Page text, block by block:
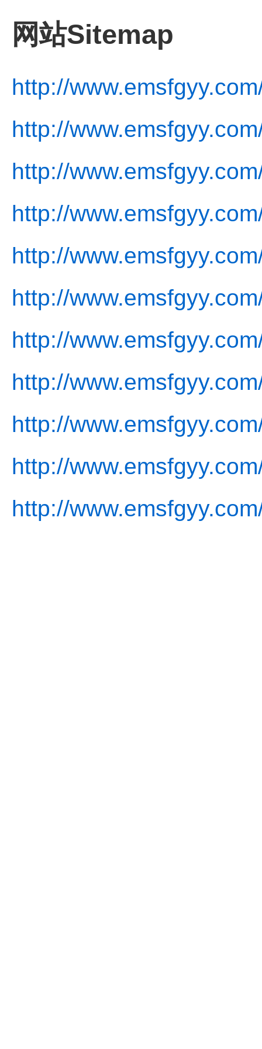
网站Sitemap
http://
http://
http://
http://
http://
http://
http://
http://
http://
http://
http://